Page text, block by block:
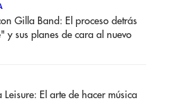
Gilla Band: El proceso detrás
y sus planes de cara al nuevo
Leisure: El arte de hacer música